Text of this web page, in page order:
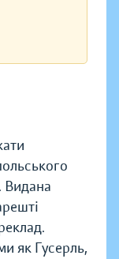
Видана
як Гусерль,